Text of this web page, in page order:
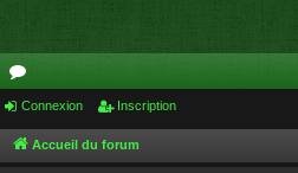
or
u
Connexion Inscription
Accueil du forum